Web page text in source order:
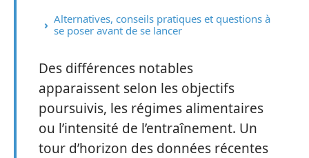
Alternatives, conseils pratiques et questions à
se poser avant de se lancer
Des différences notables
apparaissent selon les objectifs
poursuivis, les régimes alimentaires
ou l’intensité de l’entraînement. Un
tour d’horizon des données récentes